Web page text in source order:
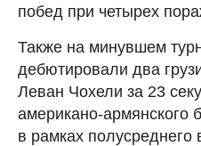
побед при четырех
Также на минувшем
дебютировали два
Леван Чохели за 23
американо-армянского
в рамках полусреднего